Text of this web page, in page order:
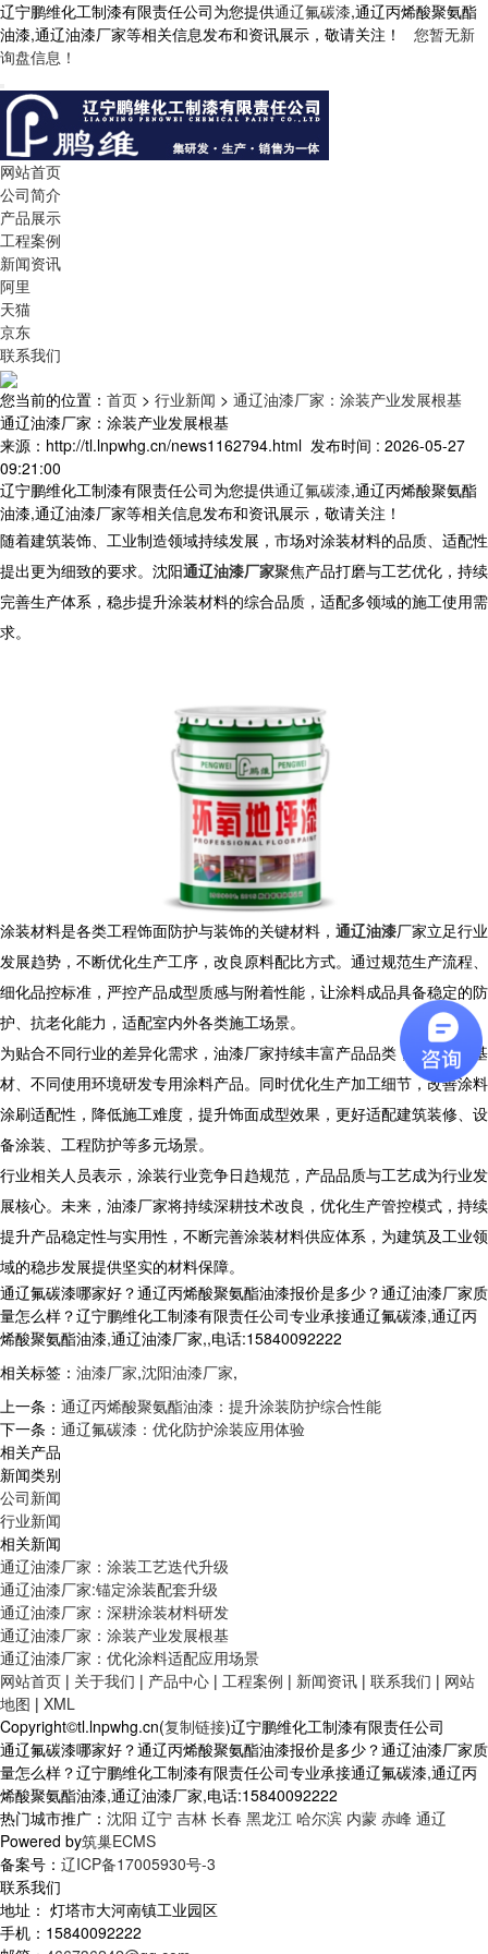
辽宁鹏维化工制漆有限责任公司为您提供通辽氟碳漆,通辽丙烯酸聚氨酯
油漆,通辽油漆厂家等相关信息发布和资讯展示，敬请关注！ 您暂无新
询盘信息！
网站首页
公司简介
产品展示
工程案例
新闻资讯
阿里
天猫
京东
联系我们
您当前的位置： 首页 > 行业新闻 > 通辽油漆厂家：涂装产业发展根基
通辽油漆厂家：涂装产业发展根基
来源：http://tl.lnpwhg.cn/news1162794.html 发布时间 : 2026-05-27
09:21:00
辽宁鹏维化工制漆有限责任公司为您提供通辽氟碳漆,通辽丙烯酸聚氨酯
油漆,通辽油漆厂家等相关信息发布和资讯展示，敬请关注！
随着建筑装饰、工业制造领域持续发展，市场对涂装材料的品质、适配性
提出更为细致的要求。沈阳通辽油漆厂家聚焦产品打磨与工艺优化，持续
完善生产体系，稳步提升涂装材料的综合品质，适配多领域的施工使用需
求。
涂装材料是各类工程饰面防护与装饰的关键材料， 通辽油漆厂家立足行业
发展趋势，不断优化生产工序，改良原料配比方式。通过规范生产流程、
细化品控标准，严控产品成型质感与附着性能，让涂料成品具备稳定的防
护、抗老化能力，适配室内外各类施工场景。
为贴合不同行业的差异化需求，油漆厂家持续丰富产品品类，针对不同基
材、不同使用环境研发专用涂料产品。同时优化生产加工细节，改善涂料
涂刷适配性，降低施工难度，提升饰面成型效果，更好适配建筑装修、设
备涂装、工程防护等多元场景。
行业相关人员表示，涂装行业竞争日趋规范，产品品质与工艺成为行业发
展核心。未来，油漆厂家将持续深耕技术改良，优化生产管控模式，持续
提升产品稳定性与实用性，不断完善涂装材料供应体系，为建筑及工业领
域的稳步发展提供坚实的材料保障。
通辽氟碳漆哪家好？通辽丙烯酸聚氨酯油漆报价是多少？通辽油漆厂家质
量怎么样？辽宁鹏维化工制漆有限责任公司专业承接通辽氟碳漆,通辽丙
烯酸聚氨酯油漆,通辽油漆厂家,,电话:15840092222
相关标签： 油漆厂家,沈阳油漆厂家,
上一条： 通辽丙烯酸聚氨酯油漆：提升涂装防护综合性能
下一条： 通辽氟碳漆：优化防护涂装应用体验
相关产品
新闻类别
公司新闻
行业新闻
相关新闻
通辽油漆厂家：涂装工艺迭代升级
通辽油漆厂家:锚定涂装配套升级
通辽油漆厂家：深耕涂装材料研发
通辽油漆厂家：涂装产业发展根基
通辽油漆厂家：优化涂料适配应用场景
网站首页 | 关于我们 | 产品中心 | 工程案例 | 新闻资讯 | 联系我们 | 网站
地图 | XML
Copyright©tl.lnpwhg.cn(复制链接)辽宁鹏维化工制漆有限责任公司
通辽氟碳漆哪家好？通辽丙烯酸聚氨酯油漆报价是多少？通辽油漆厂家质
量怎么样？辽宁鹏维化工制漆有限责任公司专业承接通辽氟碳漆,通辽丙
烯酸聚氨酯油漆,通辽油漆厂家,电话:15840092222
热门城市推广： 沈阳 辽宁 吉林 长春 黑龙江 哈尔滨 内蒙 赤峰 通辽
Powered by筑巢ECMS
备案号： 辽ICP备17005930号-3
联系我们
地址： 灯塔市大河南镇工业园区
手机：15840092222